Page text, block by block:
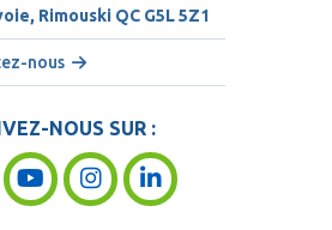
Rimouski QC G5L 5Z1
nous
NOUS SUR :